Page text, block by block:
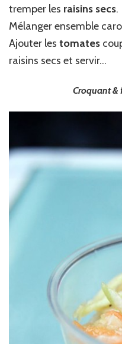
tremper les raisins secs.
Mélanger ensemble
Ajouter les tomates
raisins secs et servir…
Croquant &